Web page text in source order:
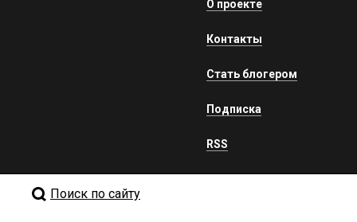
О проекте
Контакты
Стать блогером
Подписка
RSS
Поиск по сайту